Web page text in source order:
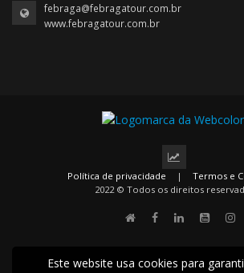
febraga@febragatour.com.br
www.febragatour.com.br
Política de privacidade |
Termos e
2022 © Todos os direitos
Este website usa cookies para